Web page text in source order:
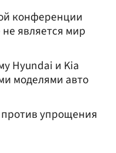
конференции
является мир
Hyundai и Kia
моделями авто
упрощения